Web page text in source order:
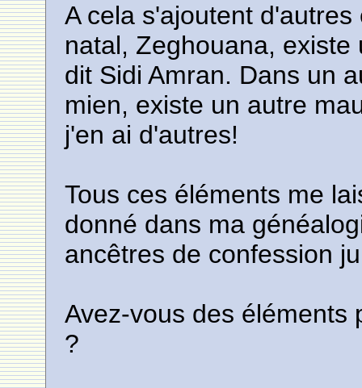
A cela s'ajoutent
natal, Zeghouana,
dit Sidi Amran. Dans un
mien, existe un autre
j'en ai d'autres!
Tous ces éléments me
donné dans ma
ancêtres de confession
Avez-vous des éléments
?